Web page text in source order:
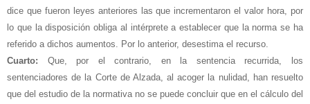
dice que fueron leyes anteriores las que incrementaron el valor hora, por
lo que la disposición obliga al intérprete a establecer que la norma se ha
referido a dichos aumentos. Por lo anterior, desestima el recurso.
Cuarto: Que, por el contrario, en la sentencia recurrida, los
sentenciadores de la Corte de Alzada, al acoger la nulidad, han resuelto
que del estudio de la normativa no se puede concluir que en el cálculo del